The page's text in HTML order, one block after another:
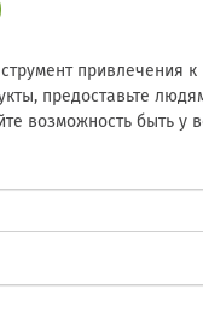
привлечения
предоставьте
возможность быть у